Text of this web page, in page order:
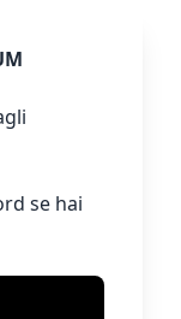
se hai